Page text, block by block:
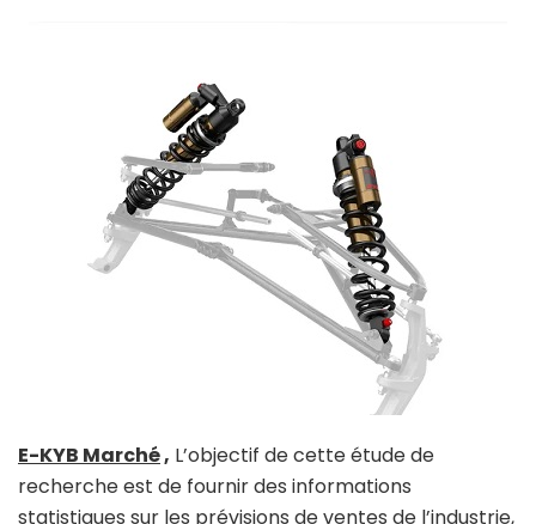
E-KYB Marché, L’objectif de cette étude de
recherche est de fournir des informations
statistiques sur les prévisions de ventes de l’industrie,